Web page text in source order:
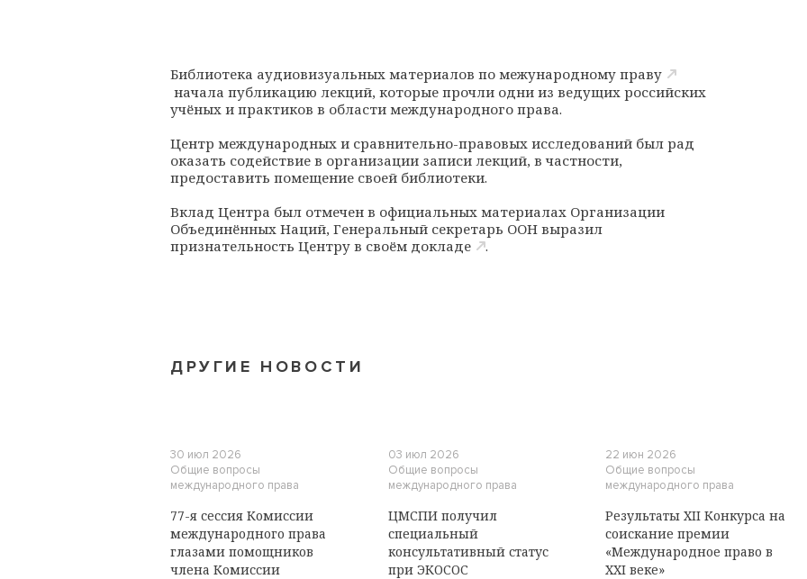
Библиотека аудиовизуальных материалов по межународному праву
начала публикацию лекций, которые прочли одни из ведущих российских
учёных и практиков в области международного права.
Центр международных и сравнительно-правовых исследований был рад
оказать содействие в организации записи лекций, в частности,
предоставить помещение своей библиотеки.
Вклад Центра был отмечен в официальных материалах Организации
Объединённых Наций, Генеральный секретарь ООН выразил
признательность Центру в своём докладе .
ДРУГИЕ НОВОСТИ
30 июл 2026
Общие вопросы
международного права
77-я сессия Комиссии
международного права
глазами помощников
члена Комиссии
03 июл 2026
Общие вопросы
международного права
ЦМСПИ получил
специальный
консультативный статус
при ЭКОСОС
22 июн 2026
Общие вопросы
международного права
Результаты XII Конкурса на
соискание премии
«Международное право в
XXI веке»